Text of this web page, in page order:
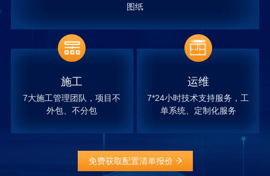
施工
7大施工管理团队，项目不
外包、不分包
运维
7*24小时技术支持服务，工
单系统、定制化服务
图纸
免费获取配置清单报价